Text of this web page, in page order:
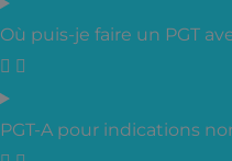
Où puis-je faire un PGT
PGT-A pour indications